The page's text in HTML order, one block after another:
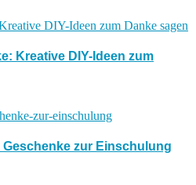
Kreative DIY-Ideen zum
zur Einschulung